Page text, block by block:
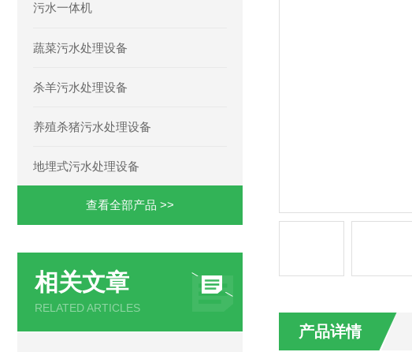
污水一体机
蔬菜污水处理设备
杀羊污水处理设备
养殖杀猪污水处理设备
地埋式污水处理设备
查看全部产品 >>
相关文章
RELATED ARTICLES
产品详情